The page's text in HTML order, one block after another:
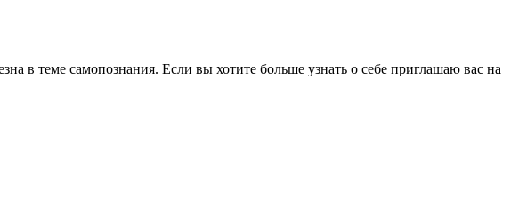
в теме самопознания. Если вы хотите больше узнать о себе приглашаю вас на